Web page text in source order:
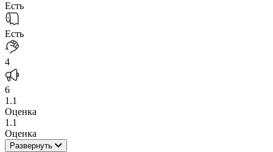
Есть
Есть
4
6
1.1
Оценка
1.1
Оценка
Развернуть